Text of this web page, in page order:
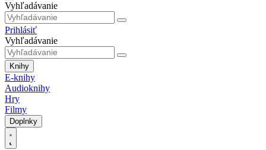
Vyhľadávanie
Prihlásiť
Vyhľadávanie
Knihy
E-knihy
Audioknihy
Hry
Filmy
Doplnky